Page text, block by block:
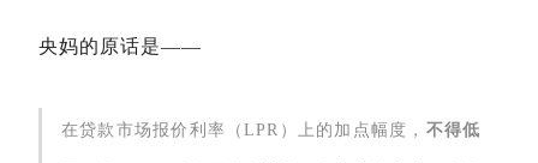
央妈的原话是——
在贷款市场报价利率（LPR）上的加点幅度， 不得低